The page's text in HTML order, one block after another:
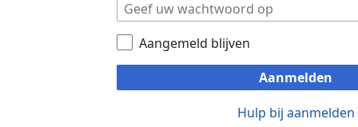
Aangemeld blijven
Aanmelden
Hulp bij aanmelden